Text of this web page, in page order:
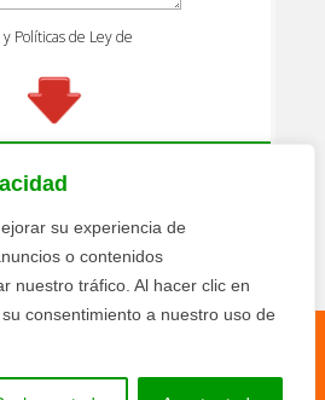
su experiencia de
o contenidos
nuestro tráfico. Al hacer clic en
consentimiento a nuestro uso de
- Todos los derechos